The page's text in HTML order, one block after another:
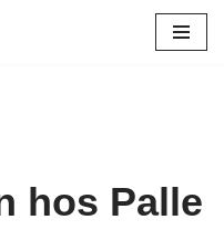
hos Palle